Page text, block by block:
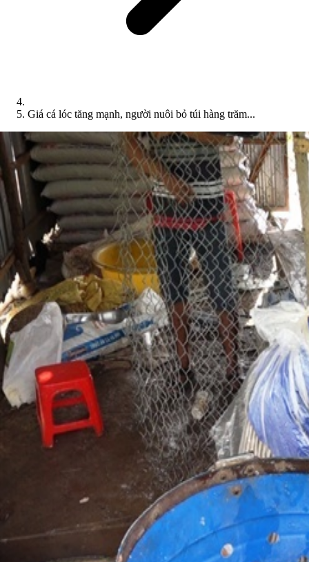
Giá cá lóc tăng mạnh, người nuôi bỏ túi hàng trăm...